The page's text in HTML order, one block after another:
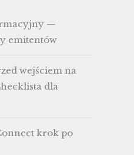
—
emitentów
wejściem na
dla
krok po